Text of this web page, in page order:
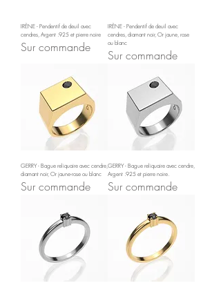
IRÈNE - Pendentif de deuil avec
cendres, Argent .925 et pierre noire
Sur commande
IRÈNE - Pendentif de deuil avec
cendres, diamant noir, Or jaune, rose
ou blanc
Sur commande
GERRY - Bague reliquaire avec cendre,
diamant noir, Or jaune-rose ou blanc
Sur commande
GERRY - Bague reliquaire avec cendre,
Argent .925 et pierre noire.
Sur commande